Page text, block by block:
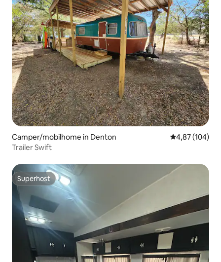
Camper/mobilhome in Denton Gemiddelde
4,87 (104)
Trailer Swift
Superhost
Superhost